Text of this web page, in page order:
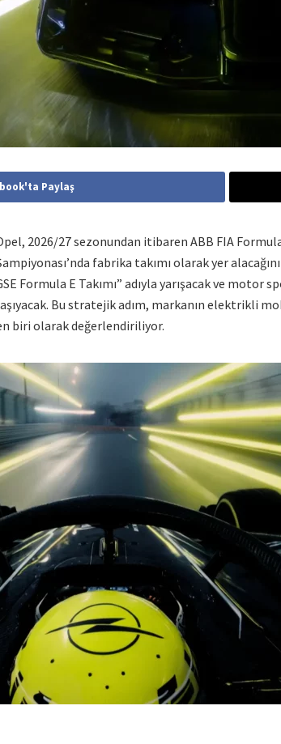
Paylaş
2026/27 sezonundan itibaren ABB FIA
fabrika takımı olarak yer
Formula E Takımı” adıyla yarışacak ve motor
Bu stratejik adım, markanın elektrikli
biri olarak değerlendiriliyor.